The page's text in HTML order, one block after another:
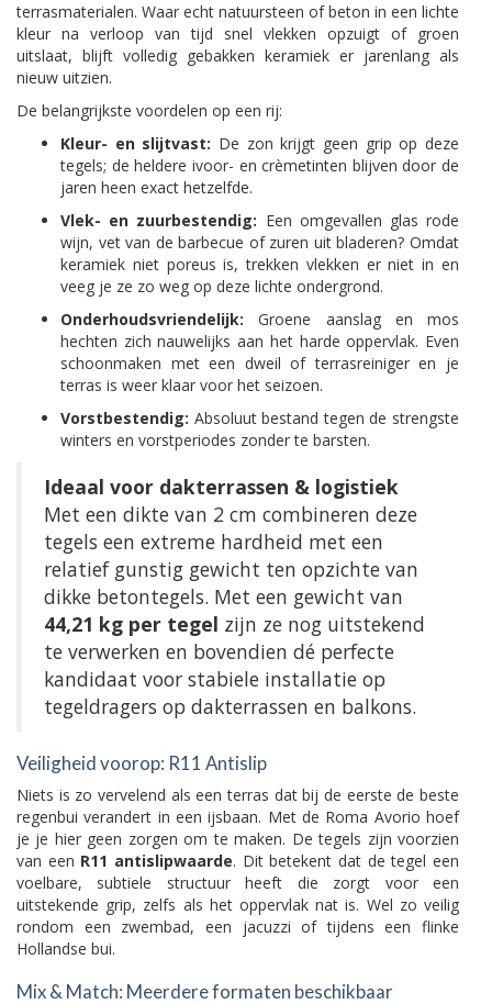
terrasmaterialen. Waar echt natuursteen of beton in een lichte
kleur na verloop van tijd snel vlekken opzuigt of groen
uitslaat, blijft volledig gebakken keramiek er jarenlang als
nieuw uitzien.
De belangrijkste voordelen op een rij:
Kleur- en slijtvast: De zon krijgt geen grip op deze
tegels; de heldere ivoor- en crèmetinten blijven door de
jaren heen exact hetzelfde.
Vlek- en zuurbestendig: Een omgevallen glas rode
wijn, vet van de barbecue of zuren uit bladeren? Omdat
keramiek niet poreus is, trekken vlekken er niet in en
veeg je ze zo weg op deze lichte ondergrond.
Onderhoudsvriendelijk: Groene aanslag en mos
hechten zich nauwelijks aan het harde oppervlak. Even
schoonmaken met een dweil of terrasreiniger en je
terras is weer klaar voor het seizoen.
Vorstbestendig: Absoluut bestand tegen de strengste
winters en vorstperiodes zonder te barsten.
Ideaal voor dakterrassen & logistiek
Met een dikte van 2 cm combineren deze
tegels een extreme hardheid met een
relatief gunstig gewicht ten opzichte van
dikke betontegels. Met een gewicht van
44,21 kg per tegel zijn ze nog uitstekend
te verwerken en bovendien dé perfecte
kandidaat voor stabiele installatie op
tegeldragers op dakterrassen en balkons.
Veiligheid voorop: R11 Antislip
Niets is zo vervelend als een terras dat bij de eerste de beste
regenbui verandert in een ijsbaan. Met de Roma Avorio hoef
je je hier geen zorgen om te maken. De tegels zijn voorzien
van een R11 antislipwaarde. Dit betekent dat de tegel een
voelbare, subtiele structuur heeft die zorgt voor een
uitstekende grip, zelfs als het oppervlak nat is. Wel zo veilig
rondom een zwembad, een jacuzzi of tijdens een flinke
Hollandse bui.
Mix & Match: Meerdere formaten beschikbaar